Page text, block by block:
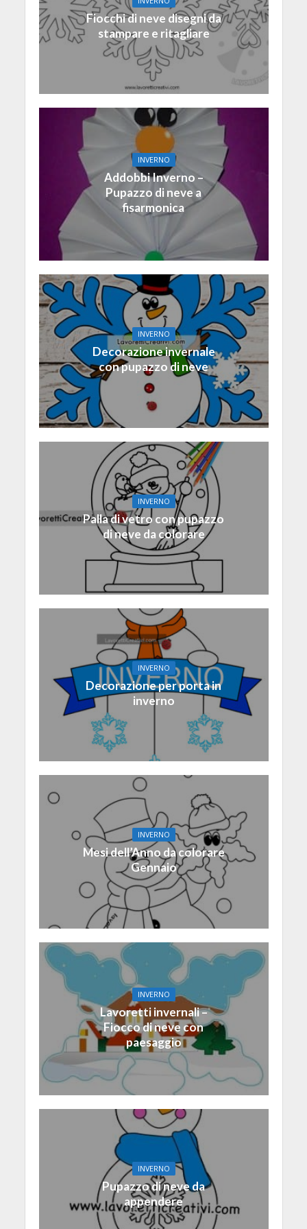
Fiocchi di neve disegni da
stampare e ritagliare
INVERNO
Addobbi Inverno –
Pupazzo di neve a
fisarmonica
INVERNO
Decorazione invernale
con pupazzo di neve
INVERNO
Palla di vetro con pupazzo
di neve da colorare
INVERNO
Decorazione per porta in
inverno
INVERNO
Mesi dell’Anno da colorare
Gennaio
INVERNO
Lavoretti invernali –
Fiocco di neve con
paesaggio
INVERNO
Pupazzo di neve da
appendere